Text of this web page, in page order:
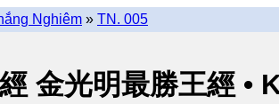
Nghiêm » TN. 005
金光明最勝王經